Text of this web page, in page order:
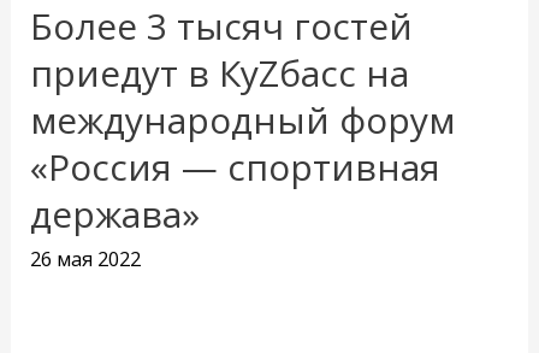
Более 3 тысяч гостей
приедут в КуZбасс на
международный форум
«Россия — спортивная
держава»
26 мая 2022
Более
тысяч
гостей
приедут
КуZбасс
на